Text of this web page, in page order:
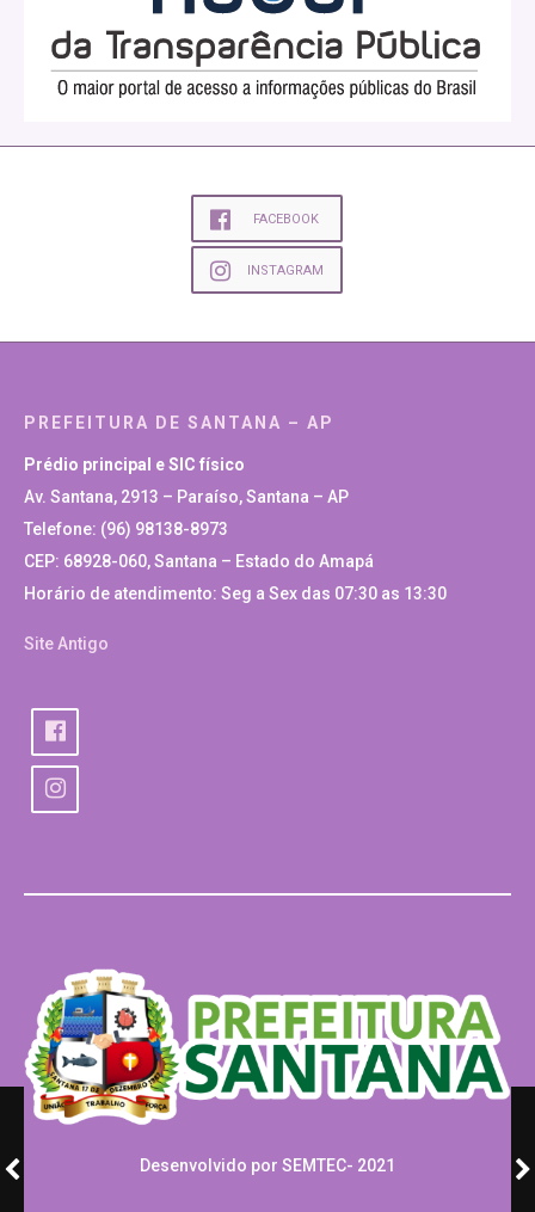
FACEBOOK
INSTAGRAM
PREFEITURA DE SANTANA – AP
Prédio principal e SIC físico
Av. Santana, 2913 – Paraíso, Santana – AP
Telefone: (96) 98138-8973
CEP: 68928-060, Santana – Estado do Amapá
Horário de atendimento: Seg a Sex das 07:30 as 13:30
Site Antigo
Desenvolvido por SEMTEC- 2021